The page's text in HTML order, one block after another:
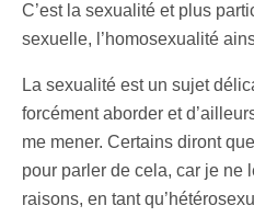
C’est la sexualité et plus
sexuelle, l’homosexualité
La sexualité est un sujet
forcément aborder et
me mener. Certains diront
pour parler de cela, car je ne
raisons, en tant